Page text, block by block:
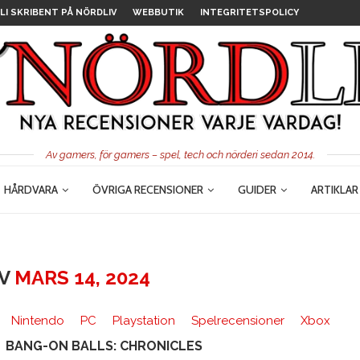
SKRIBENT PÅ NÖRDLIV WEBBUTIK INTEGRITETSPOLICY
Av gamers, för gamers – spel, tech och nörderi sedan 2014.
HÅRDVARA ÖVRIGA RECENSIONER GUIDER ARTIKLAR
MARS 14, 2024
Nintendo PC Playstation Spelrecensioner Xbox
BANG-ON BALLS: CHRONICLES